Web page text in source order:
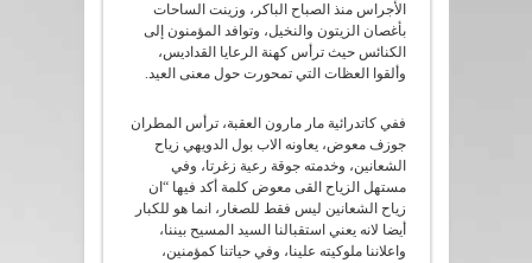
الأجراس منذ الصباح الباكر، وزينت الساحات
بأغصان الزيتون والنخيل، وتوافد المؤمنون إلى
الكنائس حيث ترأس كهنة الرعايا القداديس،
وألقوا العظات التي تمحورت حول معنى العيد.
ففي كاتدرائية مار مارون العقبة، ترأس المطران
جوزف معوض، يعاونه الاب بول الدويهي زياح
الشعانين، وخدمته جوقة رعية زغرتا، وفي
مستهل الزياح القى معوض كلمة أكد فيها “ان
زياح الشعانين ليس فقط للصغار، انما هو للكبار
أيضا لانه يعني استقبالنا السيد المسيح بيننا،
واعلاننا ملوكيته علينا، وفي حياتنا كمؤمنين،